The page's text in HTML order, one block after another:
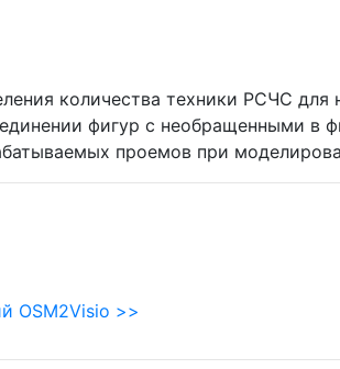
количества техники РСЧС для
фигур с необращенными в
проемов при
OSM2Visio >>